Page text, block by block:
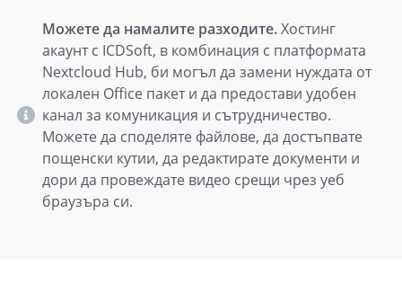
Можете да намалите разходите.Хостинг
акаунт с ICDSoft, в комбинация с платформата
Nextcloud Hub, би могъл да замени нуждата от
локален Office пакет и да предостави удобен
канал за комуникация и сътрудничество.
Можете да споделяте файлове, да достъпвате
пощенски кутии, да редактирате документи и
дори да провеждате видео срещи чрез уеб
браузъра си.